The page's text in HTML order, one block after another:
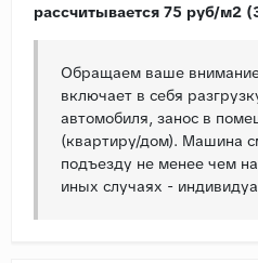
рассчитывается 75 руб/м2
Обращаем ваше
включает в себя
автомобиля, занос в
(квартиру/дом). Машина
подъезду не менее чем
иных случаях -